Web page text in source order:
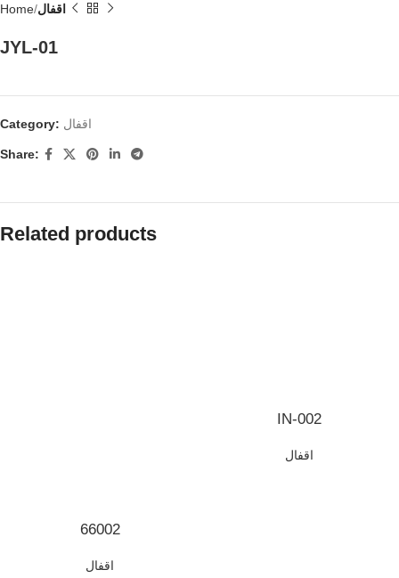
Home اقفال
JYL-01
Category: اقفال
Share:
Related products
66002
اقفال
IN-002
اقفال